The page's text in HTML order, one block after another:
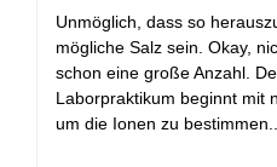
Unmöglich, dass so
mögliche Salz sein. Okay,
schon eine große Anzahl.
Laborpraktikum beginnt mit
um die Ionen zu bestimmen...